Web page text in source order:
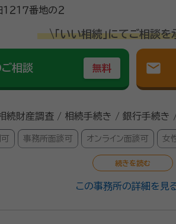
２１７番地の２
\「いい相続」にてご相談を
相談 無料 mail
財産調査 / 相続手続き / 銀行手続き
事務所面談可 オンライン面談可 女
この事務所の詳細を見